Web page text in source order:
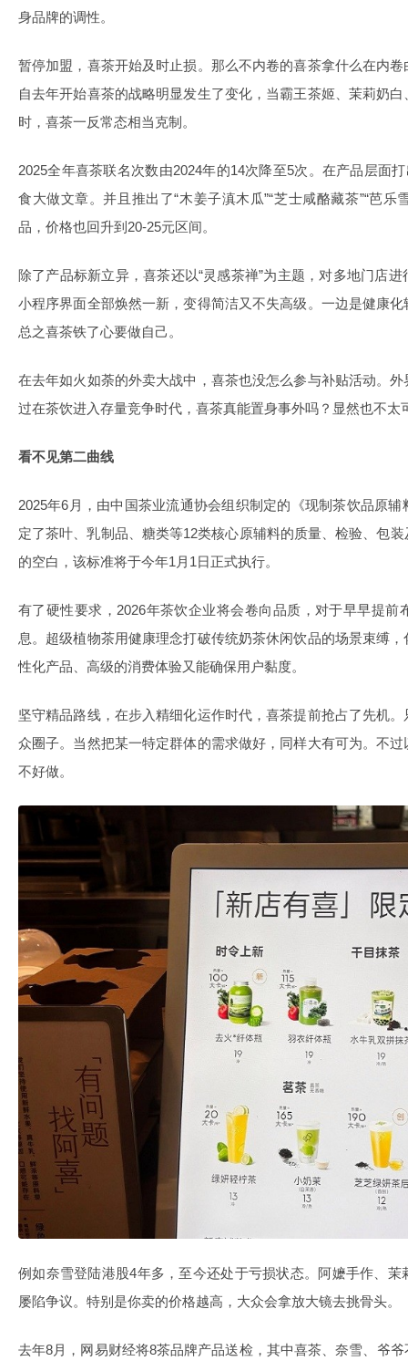
身品牌的调性。
暂停加盟，喜茶开始及时止损。那么不内卷的喜茶拿什么在内
自去年开始喜茶的战略明显发生了变化，当霸王茶姬、茉莉奶
时，喜茶一反常态相当克制。
2025全年喜茶联名次数由2024年的14次降至5次。在产品层面
食大做文章。并且推出了“木姜子滇木瓜”“芝士咸酪藏茶”“芭乐
品，价格也回升到20-25元区间。
除了产品标新立异，喜茶还以“灵感茶禅”为主题，对多地门店
小程序界面全部焕然一新，变得简洁又不失高级。一边是健康
总之喜茶铁了心要做自己。
在去年如火如荼的外卖大战中，喜茶也没怎么参与补贴活动。
过在茶饮进入存量竞争时代，喜茶真能置身事外吗？显然也不太
看不见第二曲线
2025年6月，由中国茶业流通协会组织制定的《现制茶饮品原
定了茶叶、乳制品、糖类等12类核心原辅料的质量、检验、包
的空白，该标准将于今年1月1日正式执行。
有了硬性要求，2026年茶饮企业将会卷向品质，对于早早提前
息。超级植物茶用健康理念打破传统奶茶休闲饮品的场景束缚
性化产品、高级的消费体验又能确保用户黏度。
坚守精品路线，在步入精细化运作时代，喜茶提前抢占了先机
众圈子。当然把某一特定群体的需求做好，同样大有可为。不
不好做。
例如奈雪登陆港股4年多，至今还处于亏损状态。阿嬷手作、
屡陷争议。特别是你卖的价格越高，大众会拿放大镜去挑骨头。
去年8月，网易财经将8茶品牌产品送检，其中喜茶、奈雪、爷